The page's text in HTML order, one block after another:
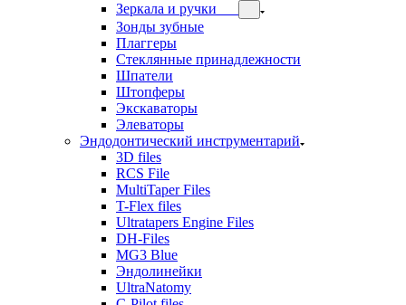
Зеркала и ручки
Зонды зубные
Плаггеры
Стеклянные принадлежности
Шпатели
Штопферы
Экскаваторы
Элеваторы
Эндодонтический инструментарий
3D files
RCS File
MultiTaper Files
T-Flex files
Ultratapers Engine Files
DH-Files
MG3 Blue
Эндолинейки
UltraNatomy